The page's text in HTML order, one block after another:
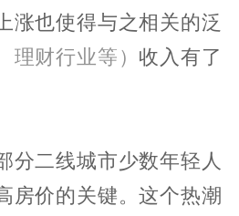
涨也使得与之相关的泛
理财行业等） 收入有了
分二线城市少数年轻人
房价的关键。这个热潮